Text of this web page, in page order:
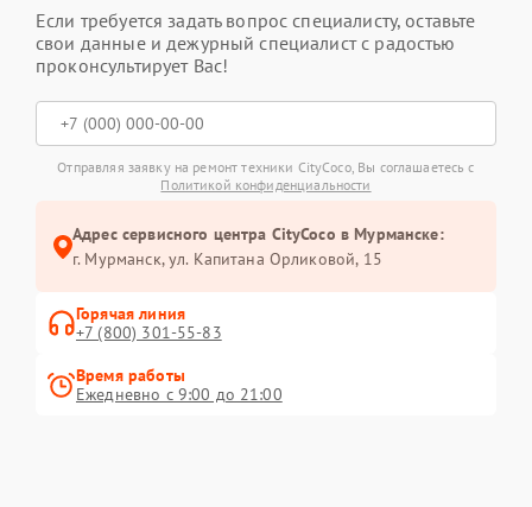
Если требуется задать вопрос специалисту, оставьте
свои данные и дежурный специалист с радостью
проконсультирует Вас!
Отправляя заявку на ремонт техники CityCoco, Вы соглашаетесь с
Политикой конфиденциальности
Адрес сервисного центра CityCoco в Мурманске:
г. Мурманск, ул. Капитана Орликовой, 15
Горячая линия
+7 (800) 301-55-83
Время работы
Ежедневно с 9:00 до 21:00